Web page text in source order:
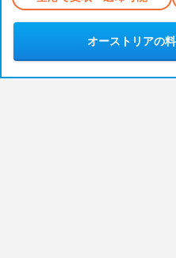
オーストリアの